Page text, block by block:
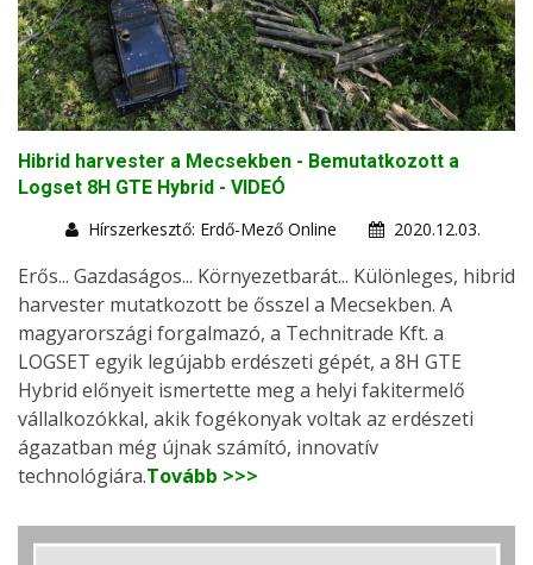
Hibrid harvester a Mecsekben - Bemutatkozott a
Logset 8H GTE Hybrid - VIDEÓ
Hírszerkesztő: Erdő-Mező Online
2020.12.03.
Erős... Gazdaságos... Környezetbarát... Különleges, hibrid
harvester mutatkozott be ősszel a Mecsekben. A
magyarországi forgalmazó, a Technitrade Kft. a
LOGSET egyik legújabb erdészeti gépét, a 8H GTE
Hybrid előnyeit ismertette meg a helyi fakitermelő
vállalkozókkal, akik fogékonyak voltak az erdészeti
ágazatban még újnak számító, innovatív
technológiára.Tovább >>>